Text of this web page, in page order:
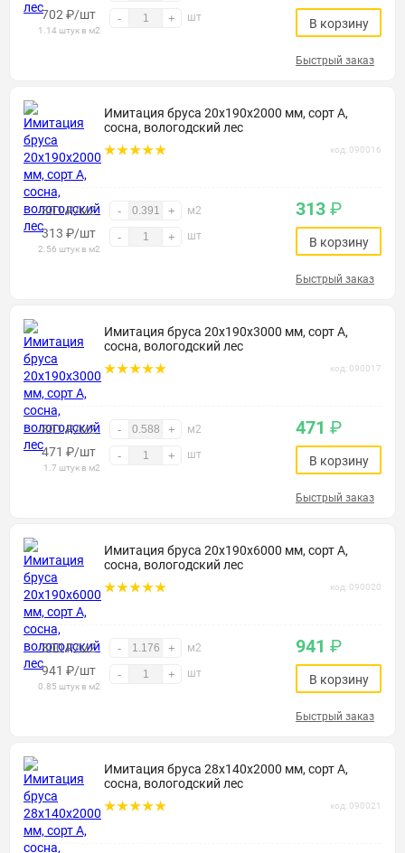
702 ₽/шт
1.14 штук в м2
- + шт В корзину
Быстрый заказ
Имитация бруса 20х190х2000 мм, сорт А,
сосна, вологодский лес
код: 090016
801 ₽/м2 - + м2
313 ₽/шт
2.56 штук в м2
- + шт
313 ₽
В корзину
Быстрый заказ
Имитация бруса 20х190х3000 мм, сорт А,
сосна, вологодский лес
код: 090017
801 ₽/м2 - + м2
471 ₽/шт
1.7 штук в м2
- + шт
471 ₽
В корзину
Быстрый заказ
Имитация бруса 20х190х6000 мм, сорт А,
сосна, вологодский лес
код: 090020
800 ₽/м2 - + м2
941 ₽/шт
0.85 штук в м2
- + шт
941 ₽
В корзину
Быстрый заказ
Имитация бруса 28х140х2000 мм, сорт А,
сосна, вологодский лес
код: 090021